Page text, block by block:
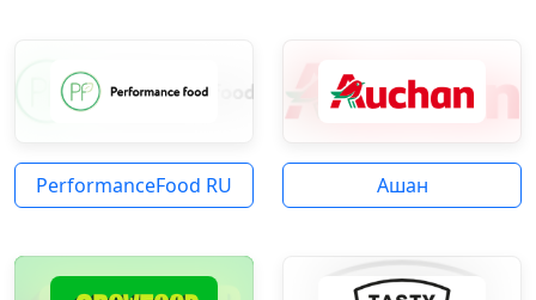
PerformanceFood RU Ашан